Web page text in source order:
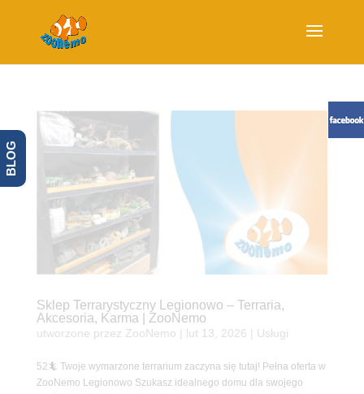
Sklep Terrarystyczny Legionowo – Terraria,
Akcesoria, Karma | ZooNemo
utworzone przez ZooNemo lut 13, 2026 Usługi
52🦎 Twoje wymarzone terrarium zaczyna się tutaj! Pełna oferta w
ZooNemo Legionowo Szukasz idealnego domu dla swojego
BLOG